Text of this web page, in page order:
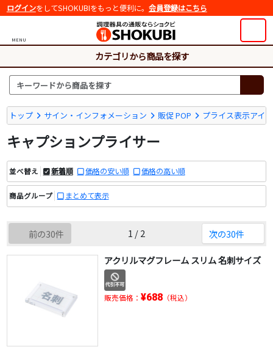
ログインをしてSHOKUBIをもっと便利に。 会員登録はこちら
MENU
カテゴリから商品を探す
トップ サイン・インフォメーション 販促 POP プライス表示アイ
キャプションプライサー
並べ替え 新着順 価格の安い順 価格の高い順
商品グループ まとめて表示
前の30件 1 / 2 次の30件
アクリルマグフレーム スリム 名刺サイズ
販売価格： ¥688（税込）